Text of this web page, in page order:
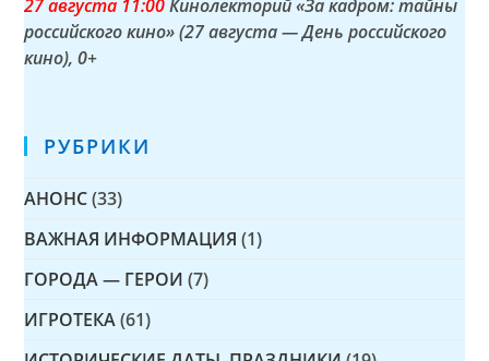
27 августа 11:00Кинолекторий «За кадром: тайны
российского кино» (27 августа — День российского
кино), 0+
РУБРИКИ
АНОНС (33)
ВАЖНАЯ ИНФОРМАЦИЯ (1)
ГОРОДА — ГЕРОИ (7)
ИГРОТЕКА (61)